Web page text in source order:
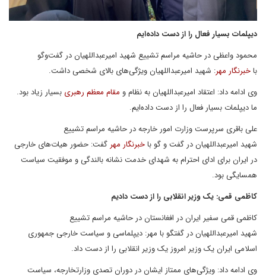
دیپلمات بسیار فعال را از دست داده‌ایم
محمود واعظی در حاشیه مراسم تشییع شهید امیرعبداللهیان در گفت‌وگو
باخبرنگار مهر: شهید امیرعبداللهیان ویژگی‌های بالای شخصی داشت.
وی ادامه داد: اعتقاد امیرعبداللهیان به نظام و مقام معظم رهبری بسیار زیاد بود.
ما دیپلمات بسیار فعال را از دست داده‌ایم.
علی باقری سرپرست وزارت امور خارجه در حاشیه مراسم تشییع
شهید امیرعبداللهیان در گفت و گو باخبرنگار مهر گفت: حضور هیات‌های خارجی
در ایران برای ادای احترام به شهدای خدمت نشانه بالندگی و موفقیت سیاست
همسایگی بود.
کاظمی قمی: یک وزیر انقلابی را از دست دادیم
کاظمی قمی سفیر ایران در افغانستان در حاشیه مراسم تشییع
شهید امیرعبداللهیان در گفتگو با مهر: دیپلماسی و سیاست خارجی جمهوری
اسلامی ایران یک وزیر امروز یک وزیر انقلابی را از دست داد.
وی ادامه داد: ویژگی‌های ممتاز ایشان در دوران تصدی وزارتخارجه، سیاست